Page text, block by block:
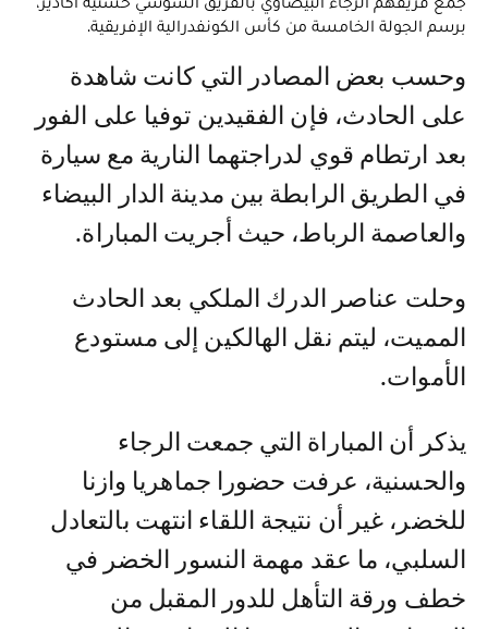
برسم الجولة الخامسة من كأس الكونفدرالية الإفريقية.
وحسب بعض المصادر التي كانت شاهدة
على الحادث، فإن الفقيدين توفيا على الفور
بعد ارتطام قوي لدراجتهما النارية مع سيارة
في الطريق الرابطة بين مدينة الدار البيضاء
والعاصمة الرباط، حيث أجريت المباراة.
وحلت عناصر الدرك الملكي بعد الحادث
المميت، ليتم نقل الهالكين إلى مستودع
الأموات.
يذكر أن المباراة التي جمعت الرجاء
والحسنية، عرفت حضورا جماهريا وازنا
للخضر، غير أن نتيجة اللقاء انتهت بالتعادل
السلبي، ما عقد مهمة النسور الخضر في
خطف ورقة التأهل للدور المقبل من